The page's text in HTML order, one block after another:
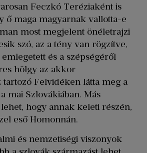
Feczkó Teréziaként is
ő maga magyarnak vallotta-e
most megjelent önéletrajzi
szó, az a tény van rögzítve,
és a szépségéről
hölgy az akkor
tartozó Felvidéken látta meg a
mai Szlovákiában. Más
hogy annak keleti részén,
eső Homonnán.
és nemzetiségi viszonyok